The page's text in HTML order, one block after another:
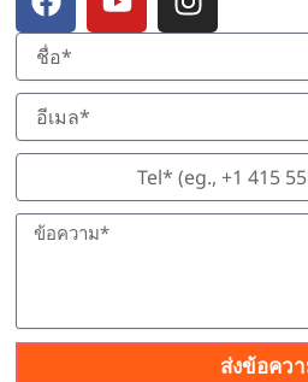
ฟ
ส
บุ๊
ค
ทู
ป
น
ส
ต
า
แ
ก
ร
ม
ส่งข้อคว